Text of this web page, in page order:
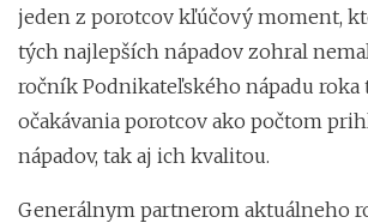
jeden z porotcov kľúčový moment,
tých najlepších nápadov zohral
ročník Podnikateľského nápadu roka
očakávania porotcov ako počtom
nápadov, tak aj ich kvalitou.
Generálnym partnerom aktuálneho